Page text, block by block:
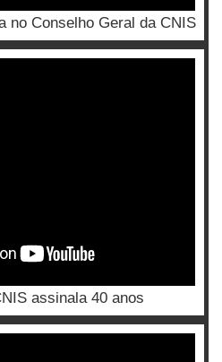
no Conselho Geral da CNIS
assinala 40 anos